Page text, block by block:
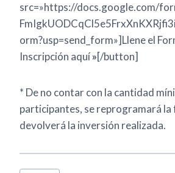
src=»https://docs.google.com/
orm?usp=send_form»]Llene el
Inscripción aquí»[/button]
* De no contar con la cantidad
participantes, se reprogramará la
devolverá la inversión realizada.